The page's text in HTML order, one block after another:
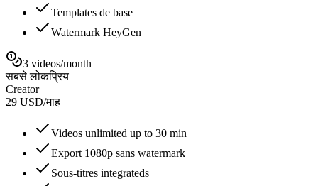
Templates de base
Watermark HeyGen
3 videos/month
सबसे लोकप्रिय
Creator
29 USD/माह
Videos unlimited up to 30 min
Export 1080p sans watermark
Sous-titres integrateds